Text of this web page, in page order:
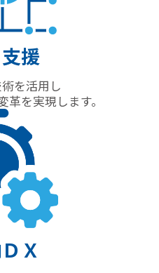
援
を活用し
革を実現します。
Ｘ